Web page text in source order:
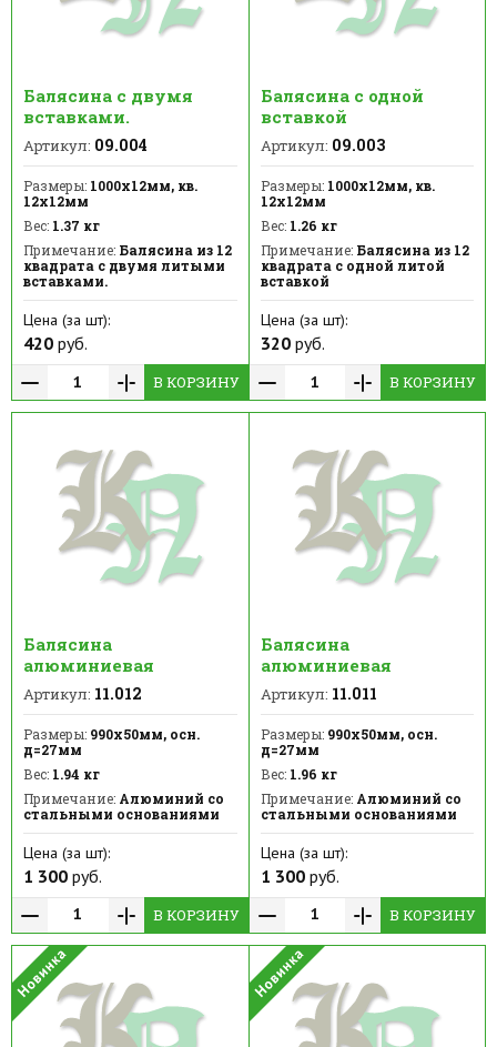
Балясина с двумя
вставками.
Артикул: 09.004
Размеры: 1000х12мм, кв.
12х12мм
Вес: 1.37 кг
Примечание: Балясина из 12
квадрата с двумя литыми
вставками.
Цена (за шт):
420 руб.
В КОРЗИНУ
Балясина с одной
вставкой
Артикул: 09.003
Размеры:1000х12мм, кв.
12х12мм
Вес:1.26 кг
Примечание:Балясина из 12
квадрата с одной литой
вставкой
Цена (за шт):
320руб.
В КОРЗИНУ
Балясина
алюминиевая
Артикул: 11.012
Размеры: 990х50мм, осн.
д=27мм
Вес: 1.94 кг
Примечание: Алюминий со
стальными основаниями
Цена (за шт):
1 300 руб.
В КОРЗИНУ
Балясина
алюминиевая
Артикул: 11.011
Размеры:990х50мм, осн.
д=27мм
Вес:1.96 кг
Примечание:Алюминий со
стальными основаниями
Цена (за шт):
1 300руб.
В КОРЗИНУ